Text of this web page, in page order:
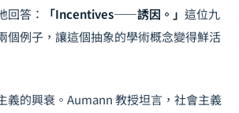
回答：
「Incentives——誘因。」 這位九
個例子，讓這個抽象的學術概念變得鮮活
義的興衰。Aumann 教授坦言，社會主義